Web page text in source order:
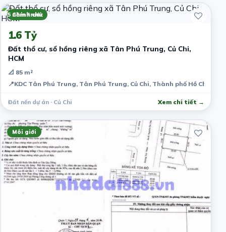
Chính chủ
5 năm trước
1.6 Tỷ
Đất thổ cư, sổ hồng riêng xã Tân Phú Trung, Củ Chi,
HCM
📐 85 m²
📍KDC Tân Phú Trung, Tân Phú Trung, Củ Chi, Thành phố Hồ Chí
Đất nền dự án · Củ Chi Xem chi tiết →
Môi giới